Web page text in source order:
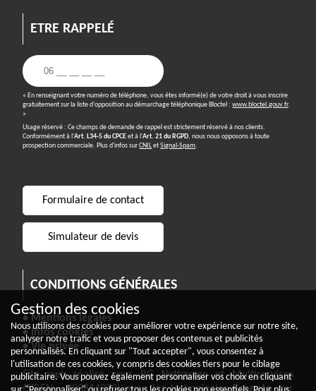
Gestion des cookies
Nous utilisons des cookies pour améliorer votre expérience sur notre site,
analyser notre trafic et vous proposer des contenus et publicités
personnalisés. En cliquant sur "Tout accepter", vous consentez à
l'utilisation de ces cookies, y compris des cookies tiers pour le ciblage
publicitaire. Vous pouvez également personnaliser vos choix en cliquant
ETRE RAPPELÉ
« En renseignant votre numéro de téléphone, vous êtes informé(e) de votre droit à vous inscrire
gratuitement sur la liste d'opposition au démarchage téléphonique Bloctel :www.bloctel.gouv.fr.
»
Usage réservé : Ce champs de demande de rappel est strictement réservé à nos clients.
Conformément à l'Art. L34-5 du CPCEet à l'Art. 21 du RGPD, nous nous opposons à toute
prospection commerciale. Plus d'infos surCNILetSignal-Spam.
Formulaire de contact
Simulateur de devis
CONDITIONS GÉNÉRALES
• Mentions légales
• Infos cookies
• Vie privée
Site web réalisé pour BG Nettoyage et Multiservices